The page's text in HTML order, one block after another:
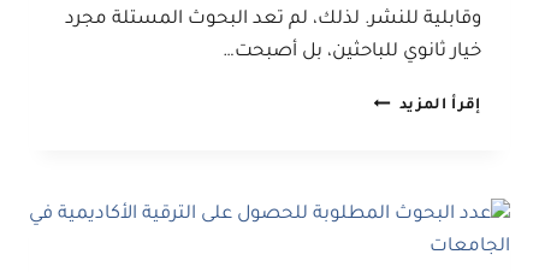
وقابلية للنشر. لذلك، لم تعد البحوث المستلة مجرد
خيار ثانوي للباحثين، بل أصبحت…
إقرأ المزيد دور
إثراء
المحتوى